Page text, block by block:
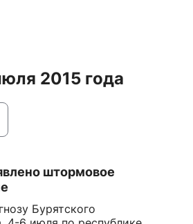
2015 года
штормовое
Бурятского